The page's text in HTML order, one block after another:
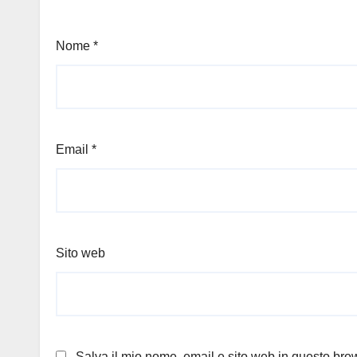
Nome *
Email *
Sito web